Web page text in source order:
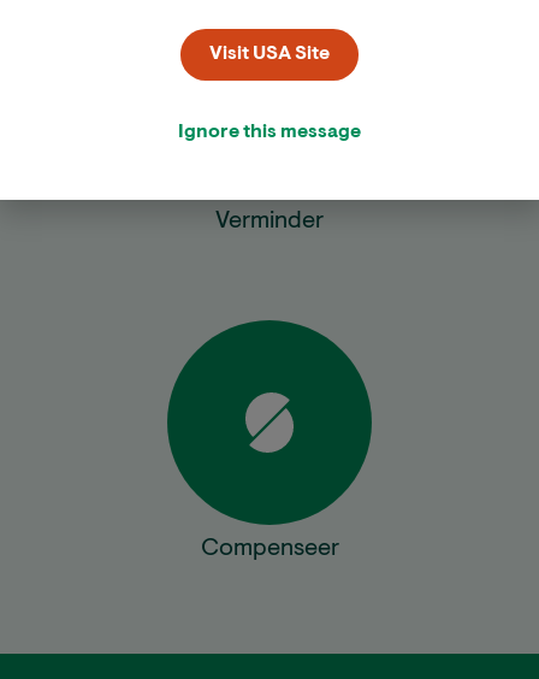
Verminder
Compenseer
Visit USA Site
Ignore this message